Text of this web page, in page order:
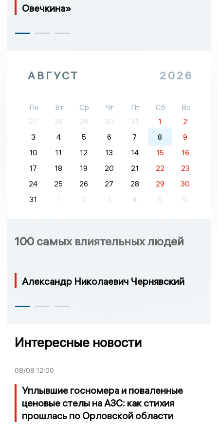
Овечкина»
АВГУСТ 2026
Пн Вт Ср Чт Пт Сб
Вс
27
28 29 30 31 1
2
3
4 5 6 7 8
9
10
11 12 13 14 15
16
17
18 19 20 21 22
23
24
25 26 27 28 29
30
31
1 2 3 4 5 6
100 самых влиятельных людей
Александр Николаевич Чернявский
Интересные новости
08/08 12:00
Уплывшие госномера и поваленные
ценовые стелы на АЗС: как стихия
прошлась по Орловской области